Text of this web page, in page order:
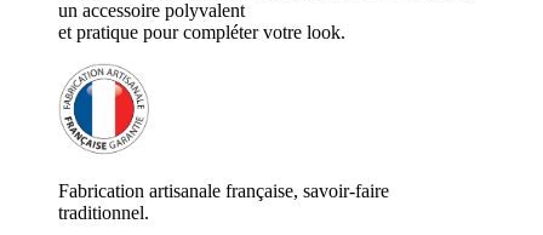
un accessoire polyvalent
et pratique pour compléter votre look.
Fabrication artisanale française, savoir-faire
traditionnel.